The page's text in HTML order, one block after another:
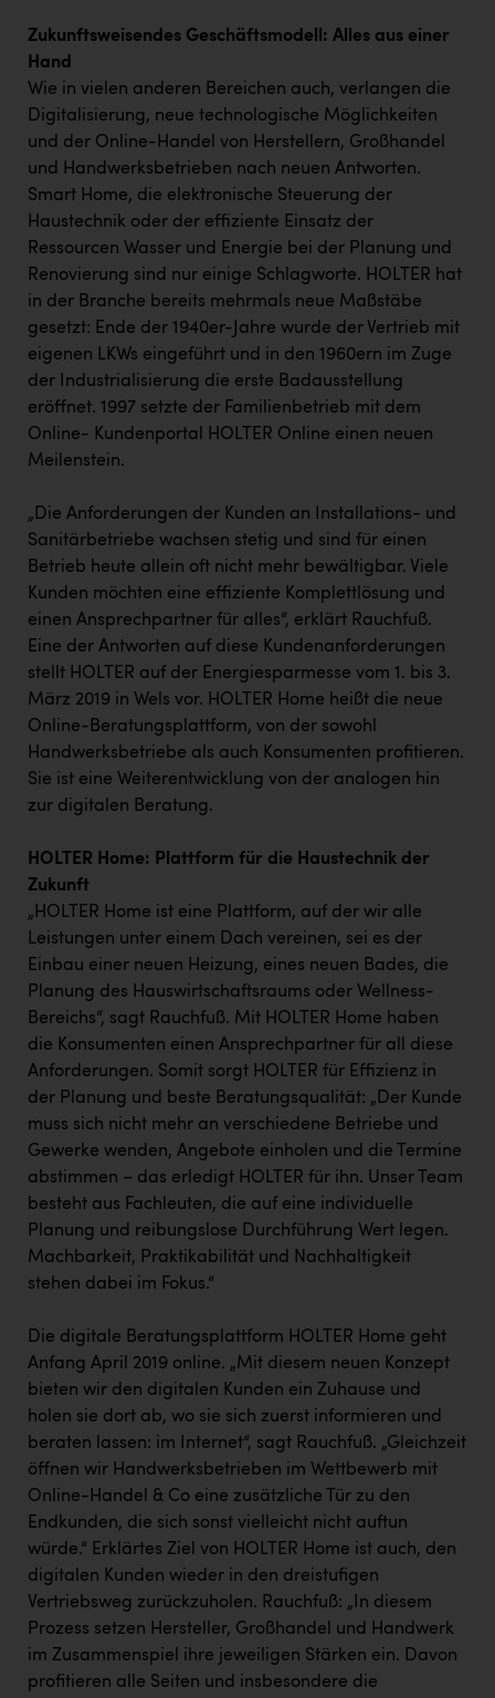
Zukunftsweisendes Geschäftsmodell: Alles aus einer
Hand
Wie in vielen anderen Bereichen auch, verlangen die
Digitalisierung, neue technologische Möglichkeiten
und der Online-Handel von Herstellern, Großhandel
und Handwerksbetrieben nach neuen Antworten.
Smart Home, die elektronische Steuerung der
Haustechnik oder der effiziente Einsatz der
Ressourcen Wasser und Energie bei der Planung und
Renovierung sind nur einige Schlagworte. HOLTER hat
in der Branche bereits mehrmals neue Maßstäbe
gesetzt: Ende der 1940er-Jahre wurde der Vertrieb mit
eigenen LKWs eingeführt und in den 1960ern im Zuge
der Industrialisierung die erste Badausstellung
eröffnet. 1997 setzte der Familienbetrieb mit dem
Online- Kundenportal HOLTER Online einen neuen
Meilenstein.
„Die Anforderungen der Kunden an Installations- und
Sanitärbetriebe wachsen stetig und sind für einen
Betrieb heute allein oft nicht mehr bewältigbar. Viele
Kunden möchten eine effiziente Komplettlösung und
einen Ansprechpartner für alles“, erklärt Rauchfuß.
Eine der Antworten auf diese Kundenanforderungen
stellt HOLTER auf der Energiesparmesse vom 1. bis 3.
März 2019 in Wels vor. HOLTER Home heißt die neue
Online-Beratungsplattform, von der sowohl
Handwerksbetriebe als auch Konsumenten profitieren.
Sie ist eine Weiterentwicklung von der analogen hin
zur digitalen Beratung.
HOLTER Home: Plattform für die Haustechnik der
Zukunft
„HOLTER Home ist eine Plattform, auf der wir alle
Leistungen unter einem Dach vereinen, sei es der
Einbau einer neuen Heizung, eines neuen Bades, die
Planung des Hauswirtschaftsraums oder Wellness-
Bereichs“, sagt Rauchfuß. Mit HOLTER Home haben
die Konsumenten einen Ansprechpartner für all diese
Anforderungen. Somit sorgt HOLTER für Effizienz in
der Planung und beste Beratungsqualität: „Der Kunde
muss sich nicht mehr an verschiedene Betriebe und
Gewerke wenden, Angebote einholen und die Termine
abstimmen – das erledigt HOLTER für ihn. Unser Team
besteht aus Fachleuten, die auf eine individuelle
Planung und reibungslose Durchführung Wert legen.
Machbarkeit, Praktikabilität und Nachhaltigkeit
stehen dabei im Fokus.“
Die digitale Beratungsplattform HOLTER Home geht
Anfang April 2019 online. „Mit diesem neuen Konzept
bieten wir den digitalen Kunden ein Zuhause und
holen sie dort ab, wo sie sich zuerst informieren und
beraten lassen: im Internet“, sagt Rauchfuß. „Gleichzeit
öffnen wir Handwerksbetrieben im Wettbewerb mit
Online-Handel & Co eine zusätzliche Tür zu den
Endkunden, die sich sonst vielleicht nicht auftun
würde.“ Erklärtes Ziel von HOLTER Home ist auch, den
digitalen Kunden wieder in den dreistufigen
Vertriebsweg zurückzuholen. Rauchfuß: „In diesem
Prozess setzen Hersteller, Großhandel und Handwerk
im Zusammenspiel ihre jeweiligen Stärken ein. Davon
profitieren alle Seiten und insbesondere die